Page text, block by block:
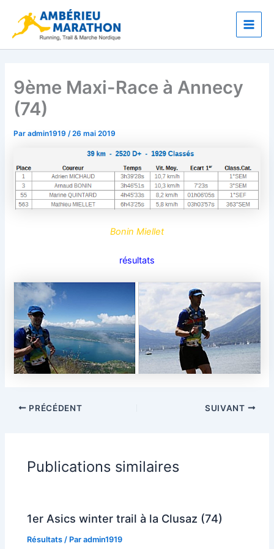
contenu
Main
9ème Maxi-Race à Annecy
(74)
Paradmin1919/26 mai 2019
Bonin Miellet
résultats
PRÉCÉDENT SUIVANT
Publications similaires
1er Asics winter trail à la Clusaz (74)
Résultats / Paradmin1919